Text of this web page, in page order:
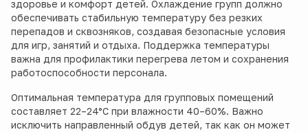
здоровье и комфорт детей. Охлаждение групп должно
обеспечивать стабильную температуру без резких
перепадов и сквозняков, создавая безопасные условия
для игр, занятий и отдыха. Поддержка температуры
важна для профилактики перегрева летом и сохранения
работоспособности персонала.
Оптимальная температура для групповых помещений
составляет 22–24°C при влажности 40–60%. Важно
исключить направленный обдув детей, так как он может